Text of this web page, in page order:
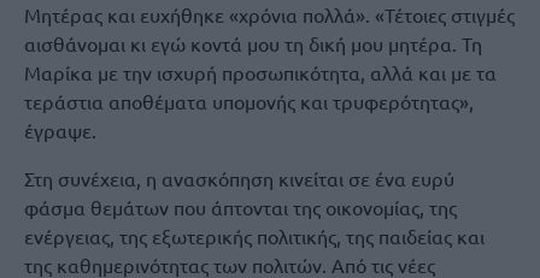
Μητέρας και ευχήθηκε «χρόνια πολλά». «Τέτοιες στιγμές
αισθάνομαι κι εγώ κοντά μου τη δική μου μητέρα. Τη
Μαρίκα με την ισχυρή προσωπικότητα, αλλά και με τα
τεράστια αποθέματα υπομονής και τρυφερότητας»,
έγραψε.
Στη συνέχεια, η ανασκόπηση κινείται σε ένα ευρύ
φάσμα θεμάτων που άπτονται της οικονομίας, της
ενέργειας, της εξωτερικής πολιτικής, της παιδείας και
της καθημερινότητας των πολιτών. Από τις νέες